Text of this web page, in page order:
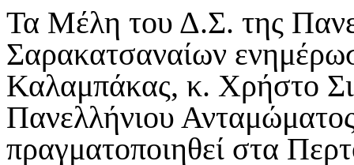
Τα Μέλη του Δ.Σ. της
Σαρακατσαναίων
Καλαμπάκας, κ. Χρήστο
Πανελλήνιου
πραγματοποιηθεί στα